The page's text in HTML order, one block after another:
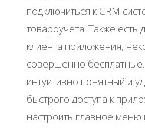
подключиться к CRM
товароучета. Также есть
клиента приложения,
совершенно
интуитивно понятный и
быстрого доступа к
настроить главное меню